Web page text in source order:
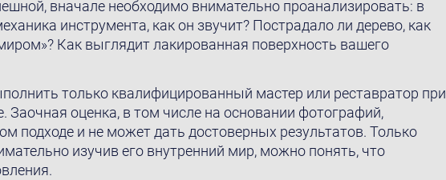
вначале необходимо внимательно проанализировать: в
инструмента, как он звучит? Пострадало ли дерево, как
Как выглядит лакированная поверхность вашего
только квалифицированный мастер или реставратор при
Заочная оценка, в том числе на основании фотографий,
подходе и не может дать достоверных результатов. Только
изучив его внутренний мир, можно понять, что